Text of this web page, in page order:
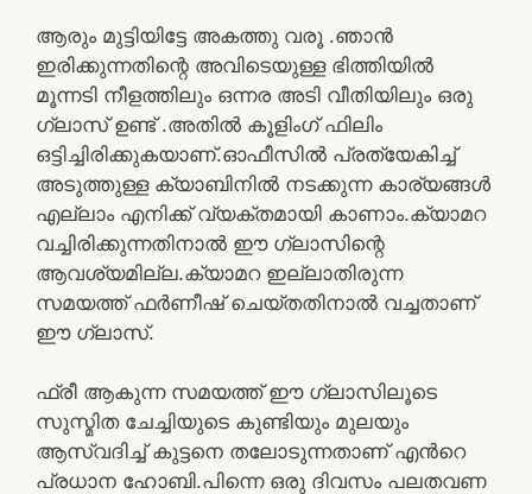
ആരും മുട്ടിയിട്ടേ അകത്തു വരൂ .ഞാൻ
ഇരിക്കുന്നതിന്റെ അവിടെയുള്ള ഭിത്തിയിൽ
മൂന്നടി നീളത്തിലും ഒന്നര അടി വീതിയിലും ഒരു
ഗ്ലാസ് ഉണ്ട് .അതിൽ കൂളിംഗ് ഫിലിം
ഒട്ടിച്ചിരിക്കുകയാണ്.ഓഫീസിൽ പ്രത്യേകിച്ച്
അടുത്തുള്ള ക്യാബിനിൽ നടക്കുന്ന കാര്യങ്ങൾ
എല്ലാം എനിക്ക് വ്യക്തമായി കാണാം.ക്യാമറ
വച്ചിരിക്കുന്നതിനാൽ ഈ ഗ്ലാസിന്റെ
ആവശ്യമില്ല.ക്യാമറ ഇല്ലാതിരുന്ന
സമയത്ത് ഫർണീഷ് ചെയ്തതിനാൽ വച്ചതാണ്
ഈ ഗ്ലാസ്.
ഫ്രീ ആകുന്ന സമയത്ത് ഈ ഗ്ലാസിലൂടെ
സുസ്മിത ചേച്ചിയുടെ കുണ്ടിയും മുലയും
ആസ്വദിച്ച് കുട്ടനെ തലോടുന്നതാണ് എൻറെ
പ്രധാന ഹോബി.പിന്നെ ഒരു ദിവസം പലതവണ